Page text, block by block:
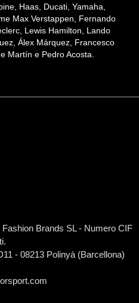
Haas, Ducati, Yamaha,
Max Verstappen, Fernando
Lewis Hamilton, Lando
Álex Márquez, Francesco
Martín e Pedro Acosta.
Brands SL- Numero CIF
- 08213 Polinyà (Barcellona)